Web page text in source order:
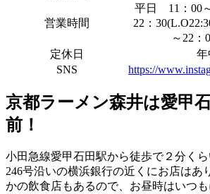
営業時間
平日 11：00
22：
～22：
定休日
年
SNS
https://
京都ラーメン森井は愛甲
前！
小田急線愛甲石田駅から徒歩で２分く
246号沿いの横浜銀行の近くにお店はあ
かの飲食店もあるので、お昼時はいつ